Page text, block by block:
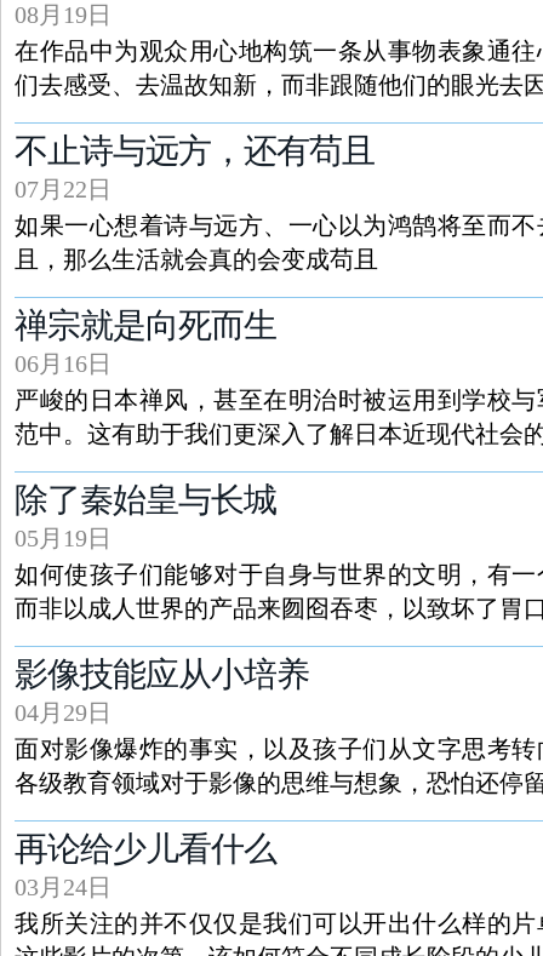
08月19日
在作品中为观众用心地构筑一条从事物表象通
们去感受、去温故知新，而非跟随他们的眼光去
不止诗与远方，还有苟且
07月22日
如果一心想着诗与远方、一心以为鸿鹄将至而
且，那么生活就会真的会变成苟且
禅宗就是向死而生
06月16日
严峻的日本禅风，甚至在明治时被运用到学校
范中。这有助于我们更深入了解日本近现代社会
除了秦始皇与长城
05月19日
如何使孩子们能够对于自身与世界的文明，有
而非以成人世界的产品来囫囵吞枣，以致坏了胃
影像技能应从小培养
04月29日
面对影像爆炸的事实，以及孩子们从文字思考
各级教育领域对于影像的思维与想象，恐怕还停
再论给少儿看什么
03月24日
我所关注的并不仅仅是我们可以开出什么样的